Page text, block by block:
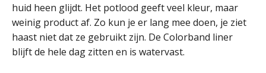
huid heen glijdt. Het potlood geeft veel kleur, maar
weinig product af. Zo kun je er lang mee doen, je ziet
haast niet dat ze gebruikt zijn. De Colorband liner
blijft de hele dag zitten en is watervast.